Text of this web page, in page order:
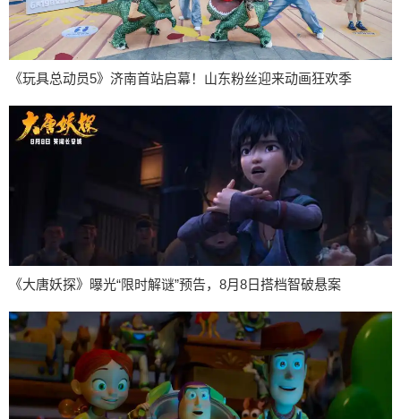
《玩具总动员5》济南首站启幕！山东粉丝迎来动画狂欢季
《大唐妖探》曝光“限时解谜”预告，8月8日搭档智破悬案